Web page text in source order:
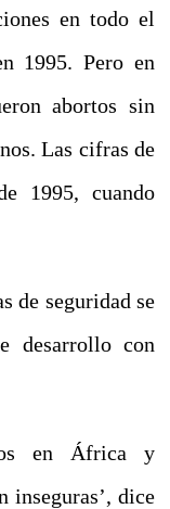
en todo el
1995. Pero en
abortos sin
Las cifras de
1995, cuando
de seguridad se
desarrollo con
en África y
inseguras’, dice